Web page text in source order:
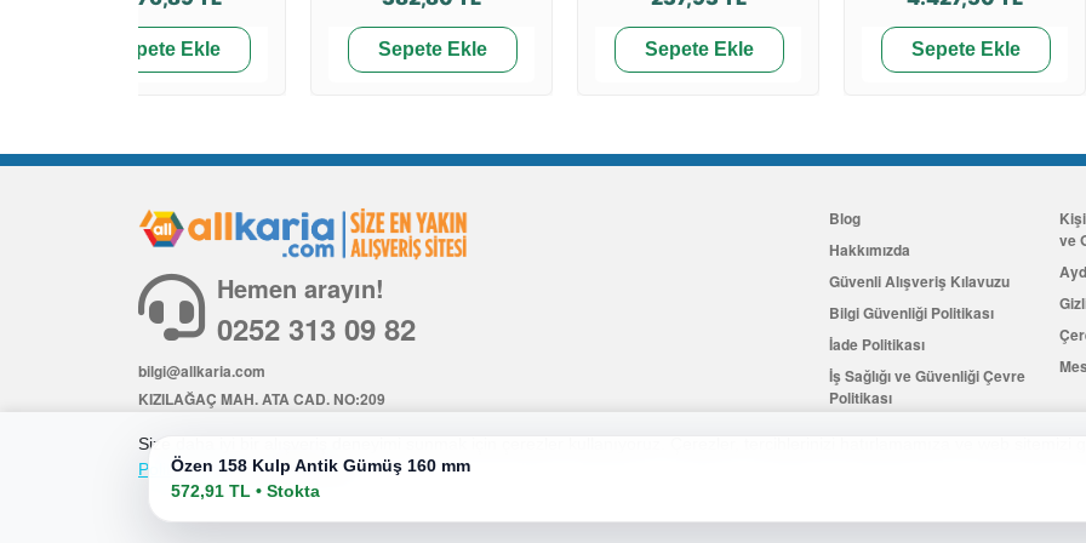
Sepete Ekle Sepete Ekle Sepete Ekle Sepete Ekle
Özen 158 Kulp Antik Gümüş 160 mm
572,91 TL • Stokta
Size daha iyi bir alışveriş deneyimi sunmak için çerezler kullanıyoruz. Çerezler, tercihlerinizi hatırlamamıza ve web sitemizi
Politikamızagöz atabilirsiniz.
Hemen arayın!
0252 313 09 82
bilgi@allkaria.com
KIZILAĞAÇ MAH. ATA CAD. NO:209
Blog
Hakkımızda
Güvenli Alışveriş Kılavuzu
Bilgi Güvenliği Politikası
İade Politikası
İş Sağlığı ve Güvenliği Çevre
Politikası
ve
...ve 100 ₺
2026 Allkaria Elektronik Tic. A.Ş. Her Hakkı Saklıdır.